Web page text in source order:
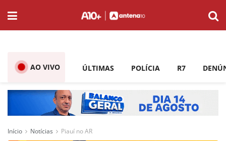
AO VIVO ÚLTIMAS POLÍCIA R7
Início Notícias Piauí no AR